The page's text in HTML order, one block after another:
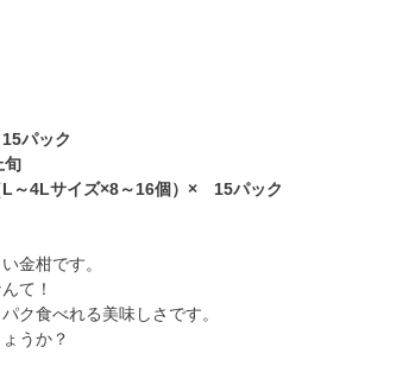
パック
旬
～4Lサイズ×8～16個）× 15パック
金柑です。
て！
ク食べれる美味しさです。
うか？